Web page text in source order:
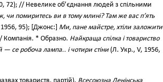
72); // Невелике об’єднання людей з спільними
чи помиритесь ви в тому млині? Там же вас п’ять
95); [Джонс:] Ми, пане майстре, хтіли заложити
* Образно. Найкраща спілка і товариство
— се робоча лампа.. і чотири стіни (Л. Укр., V, 1956,